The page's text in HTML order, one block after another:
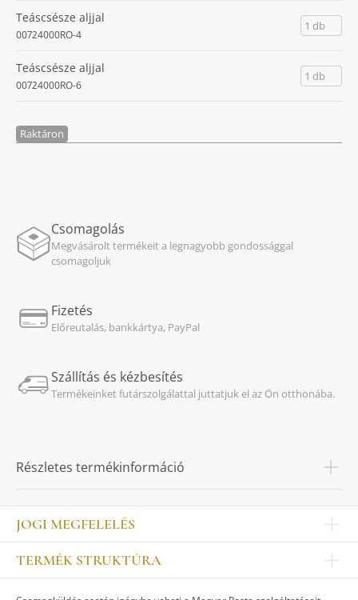
Teáscsésze aljjal
00724000RO-4
1 db
Teáscsésze aljjal
00724000RO-6
1 db
Raktáron
Csomagolás
Megvásárolt termékeit a legnagyobb gondossággal
csomagoljuk
Fizetés
Előreutalás, bankkártya, PayPal
Szállítás és kézbesítés
Termékeinket futárszolgálattal juttatjuk el az Ön otthonába.
Részletes termékinformáció
JOGI MEGFELELÉS
Impresszum
Kapcsolat
TERMÉK STRUKTÚRA